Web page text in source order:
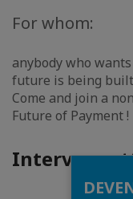
For whom:
anybody who
future is being
Come and join a
Future of Payment !